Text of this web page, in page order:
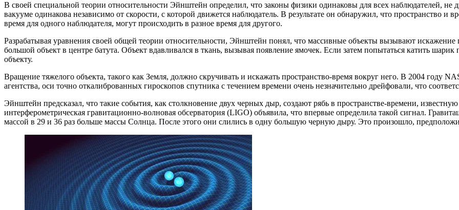
В своей специальной теории относительности Эйнштейн определил, что законы физики одинаковы для всех наблюдателей, не
вакууме одинакова независимо от скорости, с которой движется наблюдатель. В результате он обнаружил, что пространство
время для одного наблюдателя, могут происходить в разное время для другого.
Разрабатывая уравнения своей общей теории относительности, Эйнштейн понял, что массивные объекты вызывают искажение
большой объект в центре батута. Объект вдавливался в ткань, вызывая появление ямочек. Если затем попытаться катить
объекту.
Вращение тяжелого объекта, такого как Земля, должно скручивать и искажать пространство-время вокруг него. В 2004 году
агентства, оси точно откалиброванных гироскопов спутника с течением времени очень незначительно дрейфовали, что
Эйнштейн предсказал, что такие события, как столкновение двух черных дыр, создают рябь в пространстве-времени,
интерферометрическая гравитационно-волновая обсерватория (LIGO) объявила, что впервые определила такой сигнал.
массой в 29 и 36 раз больше массы Солнца. После этого они слились в одну большую черную дыру. Это произошло,